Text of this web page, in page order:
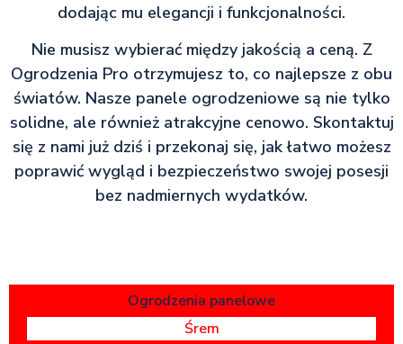
dodając mu elegancji i funkcjonalności.
Nie musisz wybierać między jakością a ceną. Z
Ogrodzenia Pro otrzymujesz to, co najlepsze z obu
światów. Nasze panele ogrodzeniowe są nie tylko
solidne, ale również atrakcyjne cenowo. Skontaktuj
się z nami już dziś i przekonaj się, jak łatwo możesz
poprawić wygląd i bezpieczeństwo swojej posesji
bez nadmiernych wydatków.
Ogrodzenia panelowe
Śrem